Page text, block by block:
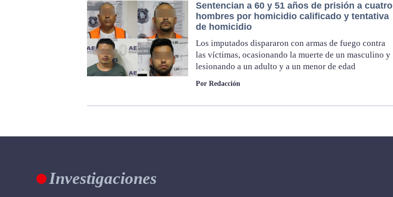
Sentencian a 60 y 51 años de prisión a cuatro
hombres por homicidio calificado y tentativa
de homicidio
Los imputados dispararon con armas de fuego contra
las víctimas, ocasionando la muerte de un masculino y
lesionando a un adulto y a un menor de edad
Por Redacción
Investigaciones